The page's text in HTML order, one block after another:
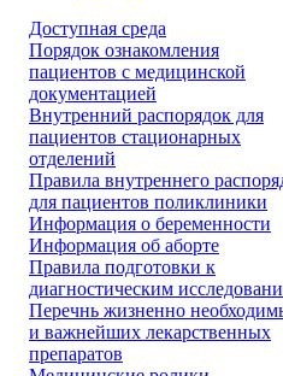
Доступная среда
Порядок ознакомления
пациентов с медицинской
документацией
Внутренний распорядок для
пациентов стационарных
отделений
Правила внутреннего
для пациентов поликлиники
Информация о беременности
Информация об аборте
Правила подготовки к
диагностическим
Перечнь жизненно
и важнейших лекарственных
препаратов